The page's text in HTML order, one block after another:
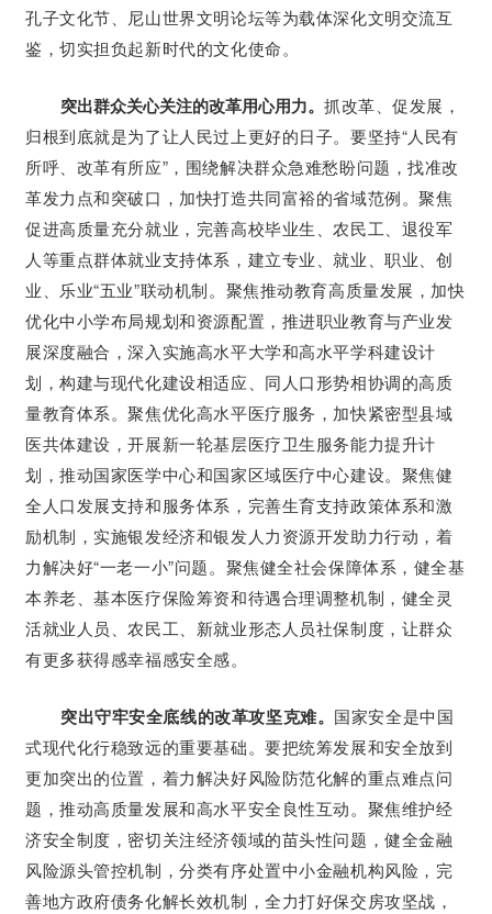
孔子文化节、尼山世界文明论坛等为载体深化文明交流互
鉴，切实担负起新时代的文化使命。
突出群众关心关注的改革用心用力。 抓改革、促发展，
归根到底就是为了让人民过上更好的日子。要坚持“人民有
所呼、改革有所应”，围绕解决群众急难愁盼问题，找准改
革发力点和突破口，加快打造共同富裕的省域范例。聚焦
促进高质量充分就业，完善高校毕业生、农民工、退役军
人等重点群体就业支持体系，建立专业、就业、职业、创
业、乐业“五业”联动机制。聚焦推动教育高质量发展，加快
优化中小学布局规划和资源配置，推进职业教育与产业发
展深度融合，深入实施高水平大学和高水平学科建设计
划，构建与现代化建设相适应、同人口形势相协调的高质
量教育体系。聚焦优化高水平医疗服务，加快紧密型县域
医共体建设，开展新一轮基层医疗卫生服务能力提升计
划，推动国家医学中心和国家区域医疗中心建设。聚焦健
全人口发展支持和服务体系，完善生育支持政策体系和激
励机制，实施银发经济和银发人力资源开发助力行动，着
力解决好“一老一小”问题。聚焦健全社会保障体系，健全基
本养老、基本医疗保险筹资和待遇合理调整机制，健全灵
活就业人员、农民工、新就业形态人员社保制度，让群众
有更多获得感幸福感安全感。
突出守牢安全底线的改革攻坚克难。 国家安全是中国
式现代化行稳致远的重要基础。要把统筹发展和安全放到
更加突出的位置，着力解决好风险防范化解的重点难点问
题，推动高质量发展和高水平安全良性互动。聚焦维护经
济安全制度，密切关注经济领域的苗头性问题，健全金融
风险源头管控机制，分类有序处置中小金融机构风险，完
善地方政府债务化解长效机制，全力打好保交房攻坚战，